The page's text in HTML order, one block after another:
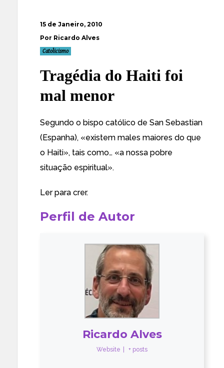
15 de Janeiro, 2010
Por Ricardo Alves
Catolicismo
Tragédia do Haiti foi
mal menor
Segundo o bispo católico de San Sebastian
(Espanha), «existem males maiores do que
o Haiti», tais como… «a nossa pobre
situação espiritual».
Ler para crer.
Perfil de Autor
Ricardo Alves
Website + posts